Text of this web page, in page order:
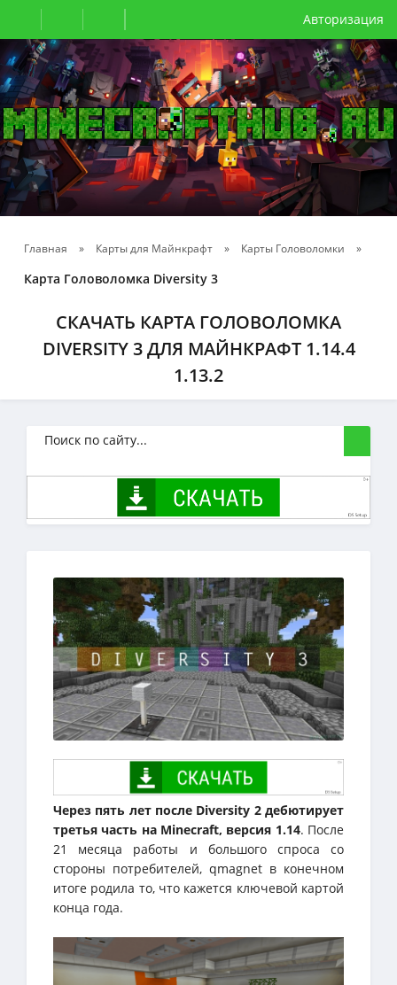
Авторизация
Главная » Карты для Майнкрафт » Карты Головоломки »
Карта Головоломка Diversity 3
СКАЧАТЬ КАРТА ГОЛОВОЛОМКА
DIVERSITY 3 ДЛЯ МАЙНКРАФТ 1.14.4
1.13.2
Через пять лет после Diversity 2 дебютирует
третья часть на Minecraft, версия 1.14. После
21 месяца работы и большого спроса со
стороны потребителей, qmagnet в конечном
итоге родила то, что кажется ключевой картой
конца года.